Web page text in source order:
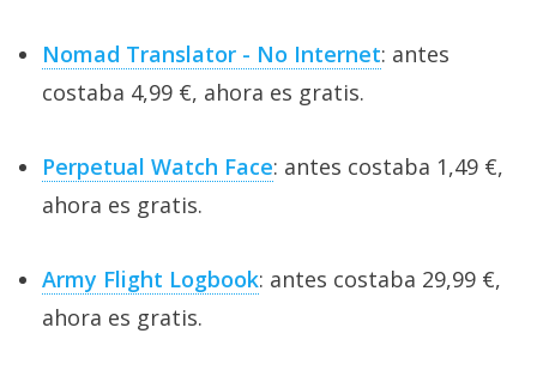
Nomad Translator - No Internet: antes
costaba 4,99 €, ahora es gratis.
Perpetual Watch Face: antes costaba 1,49 €,
ahora es gratis.
Army Flight Logbook: antes costaba 29,99 €,
ahora es gratis.